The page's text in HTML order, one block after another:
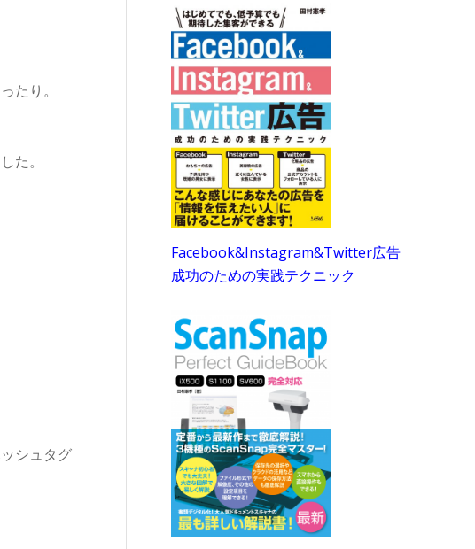
たり。
た。
シュタグ
Facebook&Instagram&Twitter広告
成功のための実践テクニック